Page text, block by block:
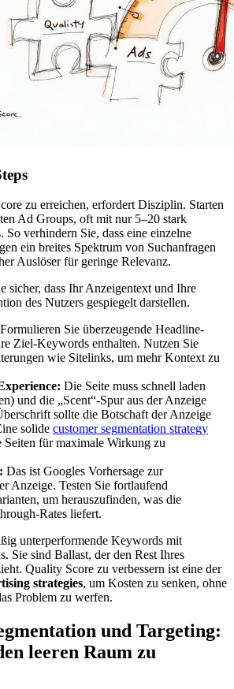
zu erreichen, erfordert Disziplin. Starten
Ad Groups, oft mit nur 5–20 stark
verhindern Sie, dass eine einzelne
ein breites Spektrum von Suchanfragen
Auslöser für geringe Relevanz.
sicher, dass Ihr Anzeigentext und Ihre
des Nutzers gespiegelt darstellen.
Formulieren Sie überzeugende Headline-
Ziel-Keywords enthalten. Nutzen Sie
wie Sitelinks, um mehr Kontext zu
Die Seite muss schnell laden
und die „Scent“-Spur aus der Anzeige
sollte die Botschaft der Anzeige
solide customer segmentation strategy
Seiten für maximale Wirkung zu
Das ist Googles Vorhersage zur
Anzeige. Testen Sie fortlaufend
um herauszufinden, was die
Rates liefert.
unterperformende Keywords mit
Sie sind Ballast, der den Rest Ihres
Quality Score zu verbessern ist eine der
strategies, um Kosten zu senken, ohne
Problem zu werfen.
und Targeting:
leeren Raum zu